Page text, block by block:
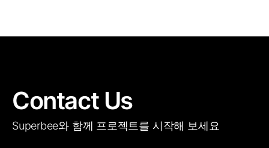
Contact Us
Superbee와 함께 프로젝트를 시작해 보세요